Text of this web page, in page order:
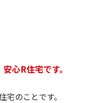
心R住宅です。
のことです。